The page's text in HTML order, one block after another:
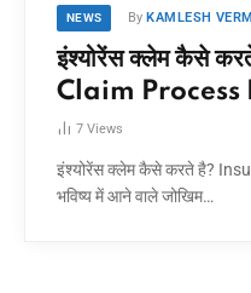
NEWS By KAMLESH
इंश्योरेंस क्लेम कैसे
Claim Process
7 Views
इंश्योरेंस क्लेम कैसे करते है?
भविष्य में आने वाले जोखिम…